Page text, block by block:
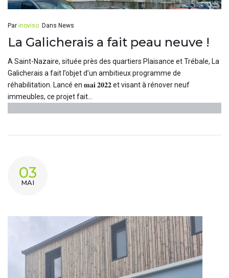
Par inoviso Dans News
La Galicherais a fait peau neuve !
A Saint-Nazaire, située près des quartiers Plaisance et Trébale, La
Galicherais a fait l’objet d’un ambitieux programme de
réhabilitation. Lancé en 𝐦𝐚𝐢 𝟐𝟎𝟐𝟐 et visant à rénover neuf
immeubles, ce projet fait...
03
MAI